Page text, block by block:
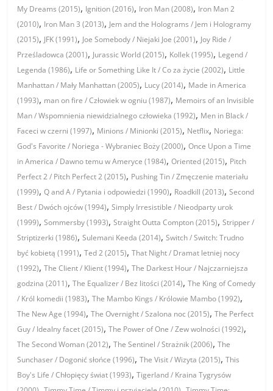
My Dreams (2015), Ignition (2016), Iron Man (2008), Iron Man 2
(2010), Iron Man 3 (2013), Jem and the Holograms / Jem i Hologramy
(2015), JFK (1991), Joe Somebody / Niejaki Joe (2001), Joy Ride /
Prześladowca (2001), Jurassic World (2015), Kollek (1995), Legend /
Legenda (1986), Life or Something Like It / Co za życie (2002), Little
Manhattan / Mały Manhattan (2005), Lucy (2014), Made in America
(1993), man on fire / Człowiek w ogniu (1987), Memoirs of an Invisible
Man / Wspomnienia niewidzialnego człowieka (1992), Men in Black /
Faceci w czerni (1997), Minions / Minionki (2015), Netflix, Noriega:
God's Favorite / Noriega - Wybraniec Boży (2000),Once Upon a Time
in America / Dawno temu w Ameryce (1984),Oriented (2015), Pitch
Perfect 2 / Pitch Perfect 2 (2015), Pushing Tin / Zmęczenie materiału
(1999),Q and A / Pytania i odpowiedzi (1990), Roadkill (2013),Second
Best / Dwóch ojców (1994),Simply Irresistible / Nieodparty urok
(1999),Sommersby (1993),Straight Outta Compton (2015),Stripper /
Striptizerki (1986),Sulemani Keeda (2014),Switch / Switch: Trudno
być kobietą (1991),Ted 2 (2015),That Night / Dramat letniej nocy
(1992),The Client / Klient (1994),The Darkest Hour / Najczarniejsza
godzina (2011),The Equalizer / Bez litości (2014),The King of Comedy
/ Król komedii (1983),The Mambo Kings / Królowie Mambo (1992),
The New Age (1994),The Overnight / Szalona noc (2015),The Perfect
Guy / Idealny facet (2015),The Power of One / Zew wolności (1992),
The Second Woman (2012),The Sentinel / Strażnik (2006),The
Sunchaser / Dogonić słońce (1996),The Visit / Wizyta (2015),This
Boy's Life / Chłopięcy świat (1993),Tigerland / Kraina Tygrysów